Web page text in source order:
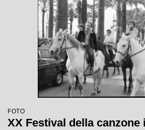
FOTO
XX Festival della canzone